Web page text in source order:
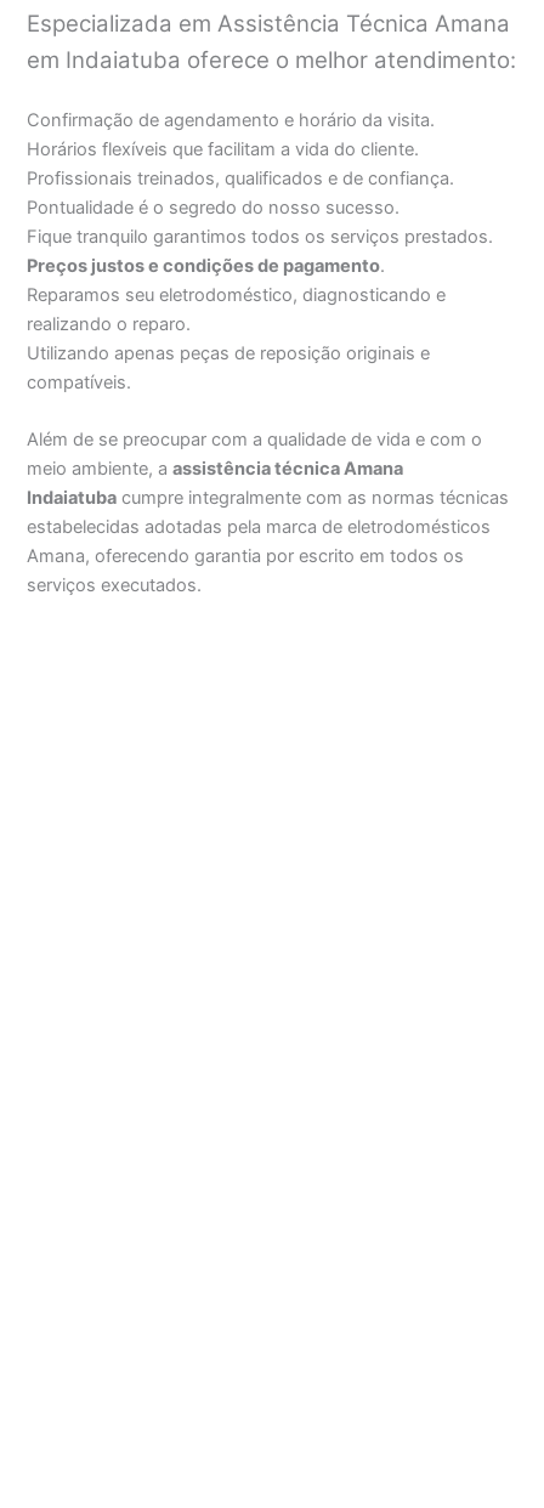
Especializada em Assistência Técnica Amana
em Indaiatuba oferece o melhor atendimento:
Confirmação de agendamento e horário da visita.
Horários flexíveis que facilitam a vida do cliente.
Profissionais treinados, qualificados e de confiança.
Pontualidade é o segredo do nosso sucesso.
Fique tranquilo garantimos todos os serviços prestados.
Preços justos e condições de pagamento.
Reparamos seu eletrodoméstico, diagnosticando e
realizando o reparo.
Utilizando apenas peças de reposição originais e
compatíveis.
Além de se preocupar com a qualidade de vida e com o
meio ambiente, aassistência técnica Amana
Indaiatuba cumpre integralmente com as normas técnicas
estabelecidas adotadas pela marca de eletrodomésticos
Amana, oferecendo garantia por escrito em todos os
serviços executados.